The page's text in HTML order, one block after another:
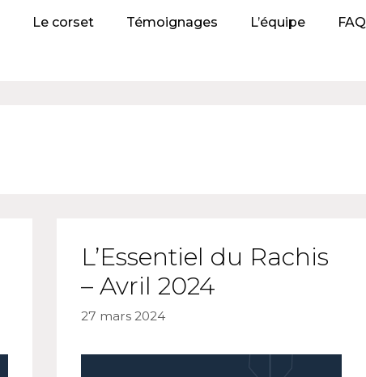
Le corset Témoignages L’équipe FAQ
L’Essentiel du Rachis
– Avril 2024
27 mars 2024